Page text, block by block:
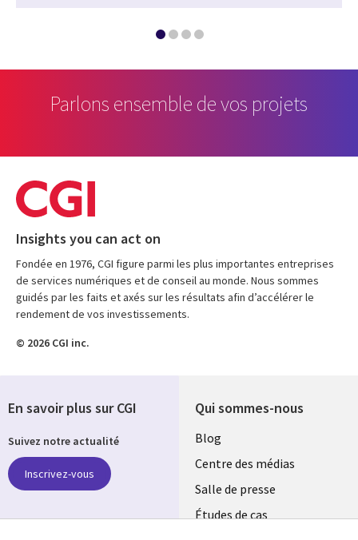
Parlons ensemble de vos projets
Insights you can act on
Fondée en 1976, CGI figure parmi les plus importantes entreprises
de services numériques et de conseil au monde. Nous sommes
guidés par les faits et axés sur les résultats afin d’accélérer le
rendement de vos investissements.
© 2026 CGI inc.
Qui sommes-nous
Useful
links
LUXEMBOURG
Blog
Centre des médias
Salle de presse
Études de cas
En savoir plus sur CGI
Suivez notre actualité
Inscrivez-vous